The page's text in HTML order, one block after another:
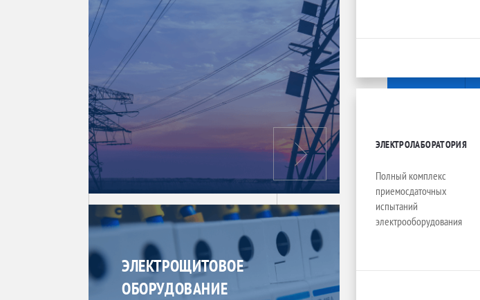
ЭЛЕКТРОЩИТОВОЕ
ОБОРУДОВАНИЕ
ЭЛЕКТРОЛАБОРАТОРИЯ
Полный комплекс
приемосдаточных
испытаний
электрооборудования